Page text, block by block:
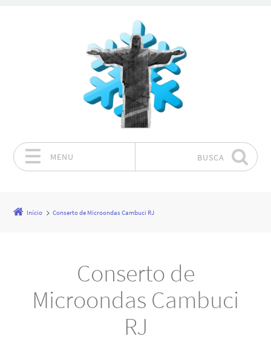
MENU BUSCA
Início Conserto de Microondas Cambuci RJ
Conserto de
Microondas Cambuci
RJ